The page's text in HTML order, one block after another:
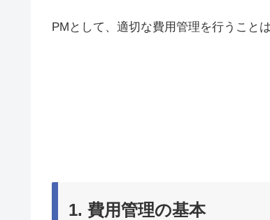
PMとして、適切な費用管理を行うこと
1. 費用管理の基本